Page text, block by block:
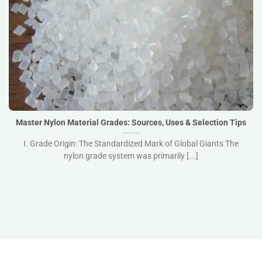
Master Nylon Material Grades: Sources, Uses & Selection
Tips">
Master Nylon Material Grades: Sources, Uses & Selection Tips
I. Grade Origin: The Standardized Mark of Global Giants The
nylon grade system was primarily [...]